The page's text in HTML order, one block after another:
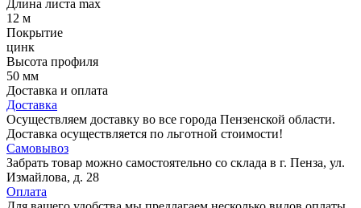
Длина листа max
12 м
Покрытие
цинк
Высота профиля
50 мм
Доставка и оплата
Доставка
Осуществляем доставку во все города Пензенской области.
Доставка осуществляется по льготной стоимости!
Самовывоз
Забрать товар можно самостоятельно со склада в г. Пенза, ул.
Измайлова, д. 28
Оплата